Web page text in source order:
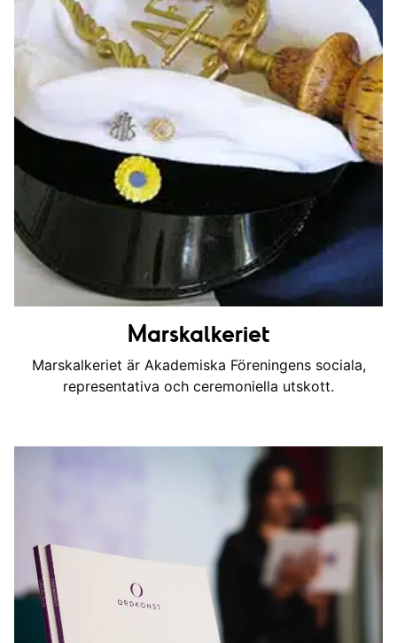
Marskalkeriet
Marskalkeriet är Akademiska Föreningens sociala,
representativa och ceremoniella utskott.